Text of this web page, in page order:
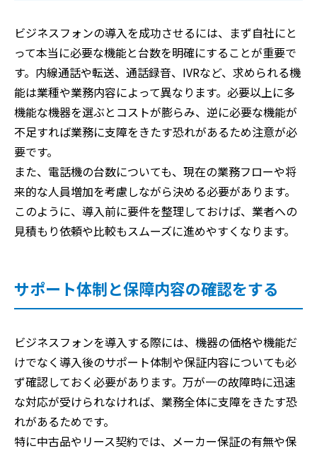
ビジネスフォンの導入を成功させるには、まず自社にと
って本当に必要な機能と台数を明確にすることが重要で
す。内線通話や転送、通話録音、IVRなど、求められる機
能は業種や業務内容によって異なります。必要以上に多
機能な機器を選ぶとコストが膨らみ、逆に必要な機能が
不足すれば業務に支障をきたす恐れがあるため注意が必
要です。
また、電話機の台数についても、現在の業務フローや将
来的な人員増加を考慮しながら決める必要があります。
このように、導入前に要件を整理しておけば、業者への
見積もり依頼や比較もスムーズに進めやすくなります。
サポート体制と保障内容の確認をする
ビジネスフォンを導入する際には、機器の価格や機能だ
けでなく導入後のサポート体制や保証内容についても必
ず確認しておく必要があります。万が一の故障時に迅速
な対応が受けられなければ、業務全体に支障をきたす恐
れがあるためです。
特に中古品やリース契約では、メーカー保証の有無や保